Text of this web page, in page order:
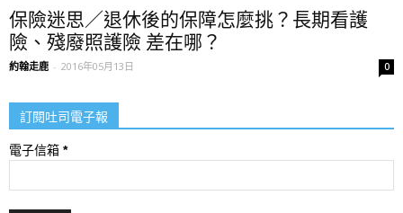
保險迷思／退休後的保障怎麼挑？長期看護
險、殘廢照護險 差在哪？
約翰走鹿 - 2016年05月13日 0
訂閱吐司電子報
電子信箱 *